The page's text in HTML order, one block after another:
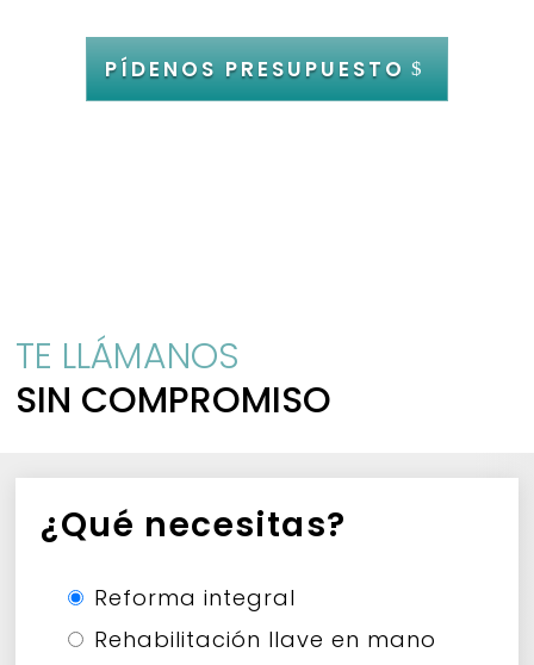
PÍDENOS PRESUPUESTO
TE LLÁMANOS
SIN COMPROMISO
¿Qué necesitas?
Reforma integral
Rehabilitación llave en mano